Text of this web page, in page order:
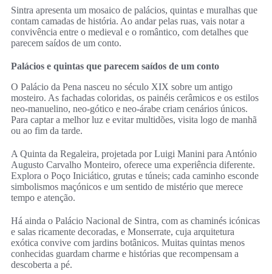
Sintra apresenta um mosaico de palácios, quintas e muralhas que
contam camadas de história. Ao andar pelas ruas, vais notar a
convivência entre o medieval e o romântico, com detalhes que
parecem saídos de um conto.
Palácios e quintas que parecem saídos de um conto
O Palácio da Pena nasceu no século XIX sobre um antigo
mosteiro. As fachadas coloridas, os painéis cerâmicos e os estilos
neo-manuelino, neo-gótico e neo-árabe criam cenários únicos.
Para captar a melhor luz e evitar multidões, visita logo de manhã
ou ao fim da tarde.
A Quinta da Regaleira, projetada por Luigi Manini para António
Augusto Carvalho Monteiro, oferece uma experiência diferente.
Explora o Poço Iniciático, grutas e túneis; cada caminho esconde
simbolismos maçónicos e um sentido de mistério que merece
tempo e atenção.
Há ainda o Palácio Nacional de Sintra, com as chaminés icónicas
e salas ricamente decoradas, e Monserrate, cuja arquitetura
exótica convive com jardins botânicos. Muitas quintas menos
conhecidas guardam charme e histórias que recompensam a
descoberta a pé.